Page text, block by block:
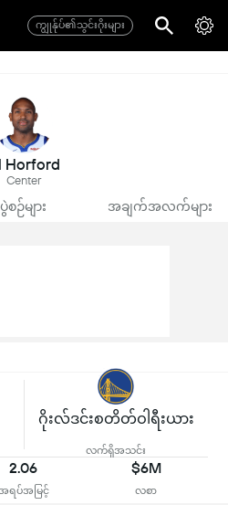
ကျွုန်ုပ်၏သွင်းဂိုးများ
Horford
Center
ပွဲစဉ်များ အချက်အလက်များ
ဂိုးလ်ဒင်းစတိတ်ဝါရီးယား
လက်ရှိအသင်း
2.06
ရပ်အမြင့်
$6M
လစာ